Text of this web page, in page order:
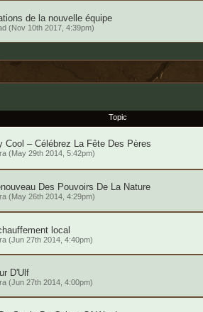
de la nouvelle équipe
(Nov 10th 2017, 4:39pm)
Topic
Cool – Célébrez La Fête Des Pères
(May 29th 2014, 5:42pm)
Des Pouvoirs De La Nature
(May 26th 2014, 4:29pm)
local
(Jun 27th 2014, 4:40pm)
D'Ulf
(Jun 27th 2014, 4:00pm)